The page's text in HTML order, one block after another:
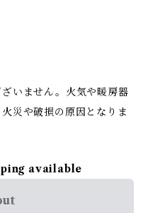
いません。火気や暖房器
災や破損の原因となりま
available